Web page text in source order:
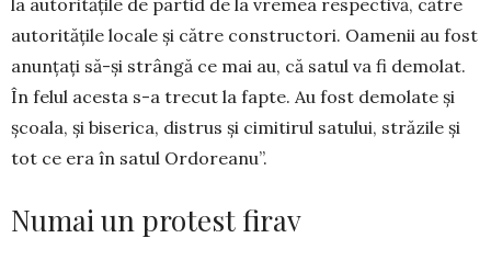
la autoritățile de partid de la vremea res­pectivă, către
autoritățile locale și către constructori. Oamenii au fost
anunțați să-și strângă ce mai au, că satul va fi demolat.
În felul acesta s-a trecut la fapte. Au fost demolate și
școa­la, și biserica, distrus și cimitirul satului, străzile și
tot ce era în satul Ordoreanu”.
Numai un protest firav